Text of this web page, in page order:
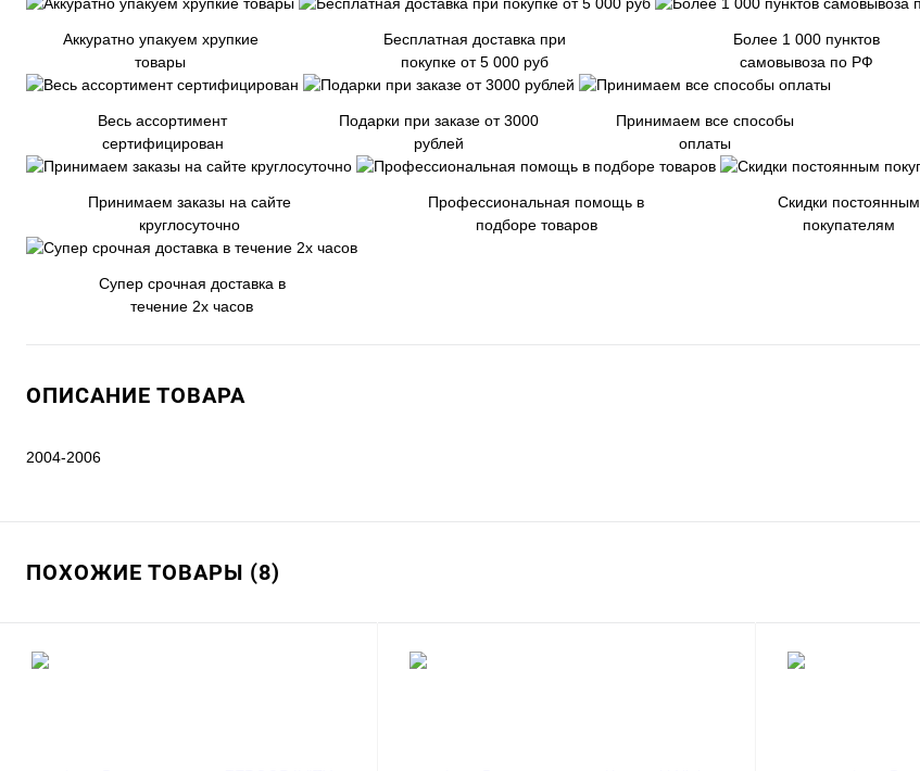
Аккуратно упакуем хрупкие
товары
Бесплатная доставка при
покупке от 5 000 руб
Более 1 000 пунктов
самовывоза по РФ
Весь ассортимент
сертифицирован
Подарки при заказе от 3000
рублей
Принимаем все способы
оплаты
Принимаем заказы на сайте
круглосуточно
Профессиональная помощь в
подборе товаров
Скидки постоянным
покупателям
Супер срочная доставка в
течение 2х часов
ОПИСАНИЕ ТОВАРА
2004-2006
ПОХОЖИЕ ТОВАРЫ (8)